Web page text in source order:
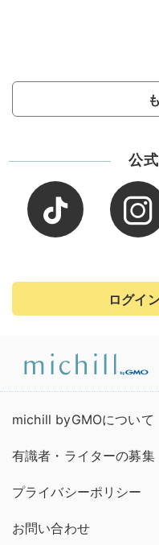
公
ログイ
michill byGMOについて
有識者・ライターの募集
プライバシーポリシー
お問い合わせ